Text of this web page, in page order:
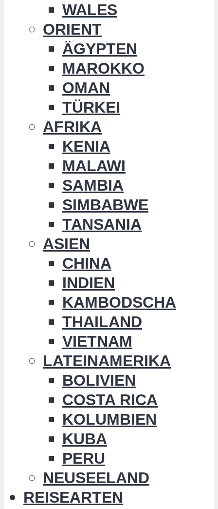
WALES
ORIENT
ÄGYPTEN
MAROKKO
OMAN
TÜRKEI
AFRIKA
KENIA
MALAWI
SAMBIA
SIMBABWE
TANSANIA
ASIEN
CHINA
INDIEN
KAMBODSCHA
THAILAND
VIETNAM
LATEINAMERIKA
BOLIVIEN
COSTA RICA
KOLUMBIEN
KUBA
PERU
NEUSEELAND
REISEARTEN